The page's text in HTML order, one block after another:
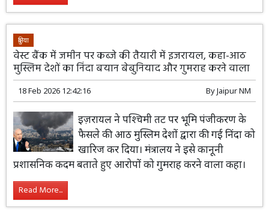
दुनिया
वेस्ट बैंक में जमीन पर कब्जे की तैयारी में इजरायल, कहा-आठ
मुस्लिम देशों का निंदा बयान बेबुनियाद और गुमराह करने वाला
18 Feb 2026 12:42:16 ByJaipur NM
इज़रायल ने पश्चिमी तट पर भूमि पंजीकरण के
फैसले की आठ मुस्लिम देशों द्वारा की गई निंदा को
खारिज कर दिया। मंत्रालय ने इसे कानूनी
प्रशासनिक कदम बताते हुए आरोपों को गुमराह करने वाला कहा।
Read More...